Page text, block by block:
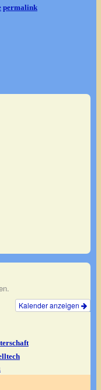
permalink
Kalender anzeigen